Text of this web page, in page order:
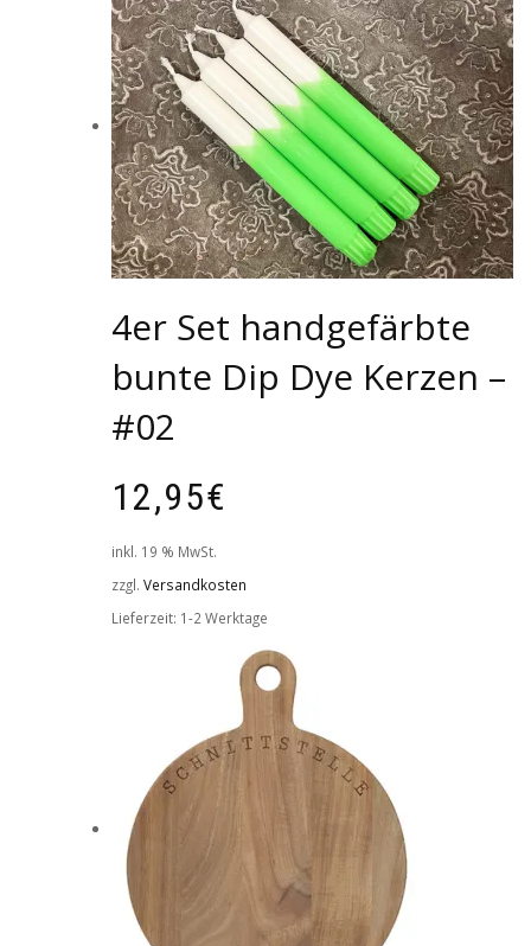
4er Set handgefärbte
bunte Dip Dye Kerzen –
#02
12,95€
inkl. 19 % MwSt.
zzgl. Versandkosten
Lieferzeit: 1-2 Werktage